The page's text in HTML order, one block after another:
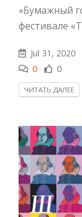
«Бумажный
фестивале
Jul 31, 2020
0
0
ЧИТАТЬ ДАЛЕЕ